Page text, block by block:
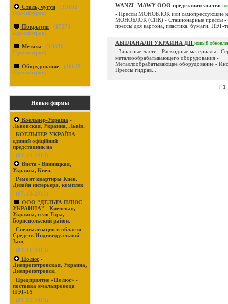
Сталь, чугун (19102
Просмотров)
Покрытия (17374
Просмотров)
Метизы (16836
Просмотров)
Оборудование (16619
Просмотров)
Новые фирмы
Коельнер-Україна -
Львовская, Украина, Львів.
КОЕЛЬНЕР-УКРАЇНА –
єдиний офіційний
представник на
(04-19-2014)
Виста - Винницкая,
Украина, Киев.
Ремонт квартиры Киев.
Дизайн интерьера, комплек
(07-18-2013)
ООО ”ДЕЛЬТА ПЛЮС
УКРАИНА” - Киевская,
Украина, село Гора,
Бориспольский район.
Специализация в области
Средств Индивидуальной
Защ
(03-31-2013)
Полюс -
Днепропетровская, Украина,
Днепропетровск.
Предприятие «Полюс» -
поставка эмальпровода
ПЭТ-15
(03-25-2013)
WANZL-MAWY ООО представительство
- Прессы МОНОБЛОК или самопрессующие
МОНОБЛОК (СПК) - Стационарные прессы -
прессы для картона, пластика, бумаги, ПЭТ-
АБПЛАНАЛП УКРАИНА ДП новый
- Запасные части - Расходные материалы -
металлообрабатывающего оборудования -
Металлообрабатывающее оборудование -
Прессы гидрав...
[ 1